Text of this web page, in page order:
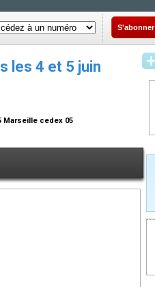
S'abonner
les 4 et 5 juin
Marseille cedex 05